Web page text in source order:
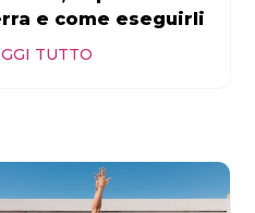
e come eseguirli
TUTTO